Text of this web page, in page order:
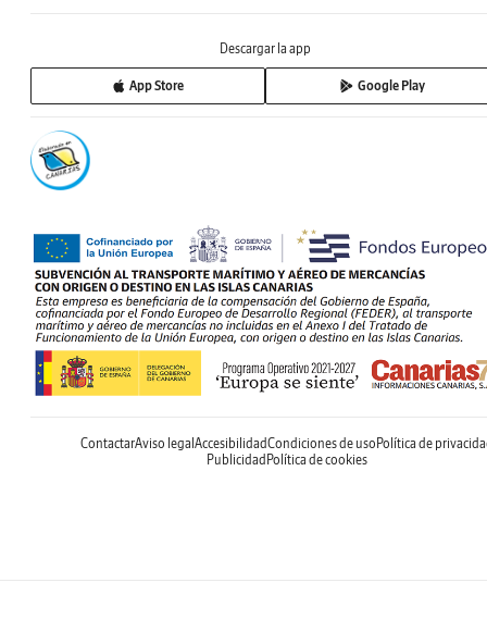
Descargar la app
App Store Google Play
ContactarAviso legalAccesibilidadCondiciones de usoPolítica de
PublicidadPolítica de cookies